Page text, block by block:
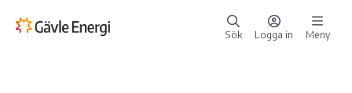
Sök Logga in Meny